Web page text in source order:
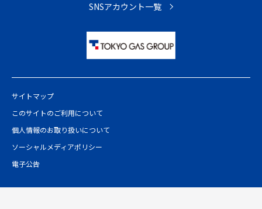
サイトマップ
このサイトのご利用について
個人情報のお取り扱いについて
ソーシャルメディアポリシー
電子公告
SNSアカウント一覧